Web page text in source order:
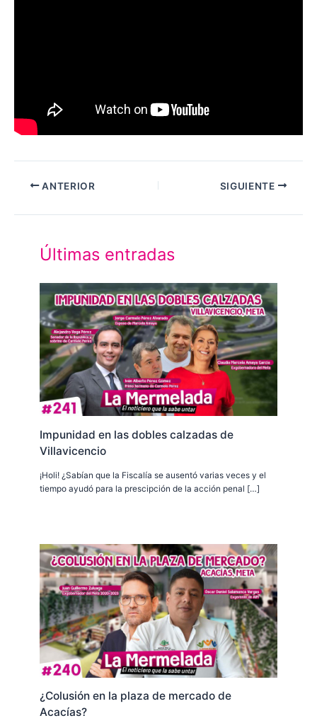
ANTERIOR SIGUIENTE
Últimas entradas
Impunidad en las dobles calzadas de
Villavicencio
¡Holi! ¿Sabían que la Fiscalía se ausentó varias veces y el
tiempo ayudó para la prescipción de la acción penal […]
¿Colusión en la plaza de mercado de
Acacías?